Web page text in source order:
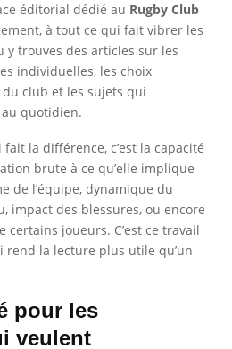
éditorial dédié au Rugby Club
à tout ce qui fait vibrer les
y trouves des articles sur les
individuelles, les choix
club et les sujets qui
quotidien.
la différence, c’est la capacité
brute à ce qu’elle implique
de l’équipe, dynamique du
impact des blessures, ou encore
certains joueurs. C’est ce travail
la lecture plus utile qu’un
pour les
veulent